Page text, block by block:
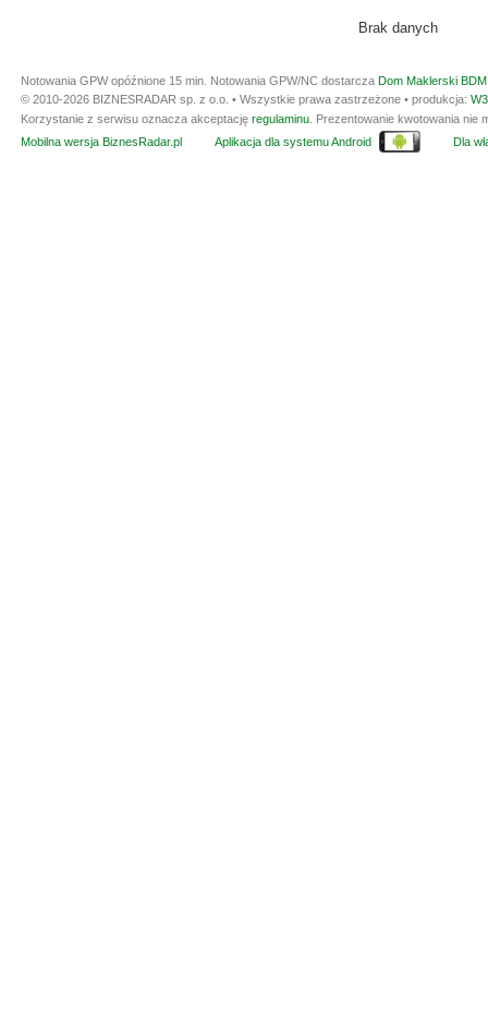
Brak danych
Notowania GPW opóźnione 15 min. Notowania GPW/NC dostarcza Dom Maklerski
© 2010-2026 BIZNESRADAR sp. z o.o. • Wszystkie prawa zastrzeżone • produkcja:
Korzystanie z serwisu oznacza akceptację regulaminu . Prezentowanie kwotowania
Mobilna wersja BiznesRadar.pl
Aplikacja dla systemu Android Dla